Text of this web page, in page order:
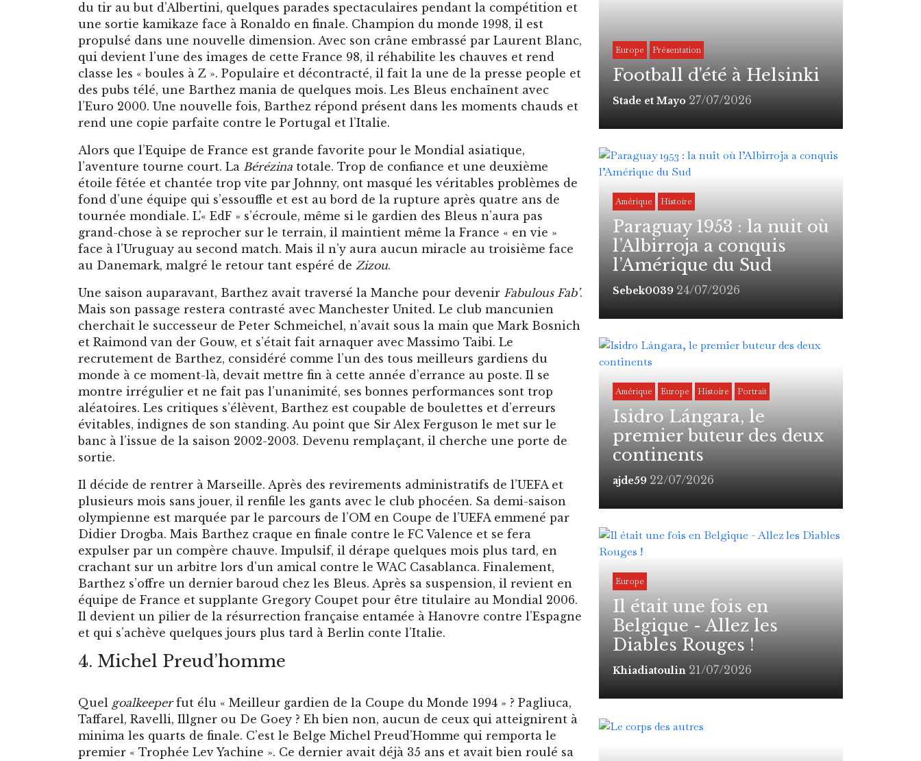
du tir au but d’Albertini, quelques parades spectaculaires pendant la compétition et
une sortie kamikaze face à Ronaldo en finale. Champion du monde 1998, il est
propulsé dans une nouvelle dimension. Avec son crâne embrassé par Laurent Blanc,
qui devient l’une des images de cette France 98, il réhabilite les chauves et rend
classe les « boules à Z ». Populaire et décontracté, il fait la une de la presse people et
des pubs télé, une Barthez mania de quelques mois. Les Bleus enchaînent avec
l’Euro 2000. Une nouvelle fois, Barthez répond présent dans les moments chauds et
rend une copie parfaite contre le Portugal et l’Italie.
Alors que l’Equipe de France est grande favorite pour le Mondial asiatique,
l’aventure tourne court. La Bérézina totale. Trop de confiance et une deuxième
étoile fêtée et chantée trop vite par Johnny, ont masqué les véritables problèmes de
fond d’une équipe qui s’essouffle et est au bord de la rupture après quatre ans de
tournée mondiale. L’« EdF » s’écroule, même si le gardien des Bleus n’aura pas
grand-chose à se reprocher sur le terrain, il maintient même la France « en vie »
face à l’Uruguay au second match. Mais il n’y aura aucun miracle au troisième face
au Danemark, malgré le retour tant espéré de Zizou.
Une saison auparavant, Barthez avait traversé la Manche pour devenir Fabulous Fab’.
Mais son passage restera contrasté avec Manchester United. Le club mancunien
cherchait le successeur de Peter Schmeichel, n’avait sous la main que Mark Bosnich
et Raimond van der Gouw, et s’était fait arnaquer avec Massimo Taibi. Le
recrutement de Barthez, considéré comme l’un des tous meilleurs gardiens du
monde à ce moment-là, devait mettre fin à cette année d’errance au poste. Il se
montre irrégulier et ne fait pas l’unanimité, ses bonnes performances sont trop
aléatoires. Les critiques s’élèvent, Barthez est coupable de boulettes et d’erreurs
évitables, indignes de son standing. Au point que Sir Alex Ferguson le met sur le
banc à l’issue de la saison 2002-2003. Devenu remplaçant, il cherche une porte de
sortie.
Il décide de rentrer à Marseille. Après des revirements administratifs de l’UEFA et
plusieurs mois sans jouer, il renfile les gants avec le club phocéen. Sa demi-saison
olympienne est marquée par le parcours de l’OM en Coupe de l’UEFA emmené par
Didier Drogba. Mais Barthez craque en finale contre le FC Valence et se fera
expulser par un compère chauve. Impulsif, il dérape quelques mois plus tard, en
crachant sur un arbitre lors d’un amical contre le WAC Casablanca. Finalement,
Barthez s’offre un dernier baroud chez les Bleus. Après sa suspension, il revient en
équipe de France et supplante Gregory Coupet pour être titulaire au Mondial 2006.
Il devient un pilier de la résurrection française entamée à Hanovre contre l’Espagne
et qui s’achève quelques jours plus tard à Berlin conte l’Italie.
4. Michel Preud’homme
Quel goalkeeperfut élu « Meilleur gardien de la Coupe du Monde 1994 » ? Pagliuca,
Taffarel, Ravelli, Illgner ou De Goey ? Eh bien non, aucun de ceux qui atteignirent à
minima les quarts de finale. C’est le Belge Michel Preud’Homme qui remporta le
premier « Trophée Lev Yachine ». Ce dernier avait déjà 35 ans et avait bien roulé sa
Europe Présentation
Football d'été à Helsinki
Stade et Mayo 27/07/2026
Amérique Histoire
Paraguay 1953 : la nuit où
l’Albirroja a conquis
l’Amérique du Sud
Sebek0039 24/07/2026
Amérique Europe Histoire Portrait
Isidro Lángara, le
premier buteur des deux
continents
ajde59 22/07/2026
Europe
Il était une fois en
Belgique - Allez les
Diables Rouges !
Khiadiatoulin 21/07/2026